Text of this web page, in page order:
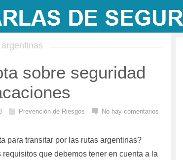
sobre seguridad
Prevención de Riesgos No hay comentarios
para transitar por las rutas argentinas?
que debemos tener en cuenta a la